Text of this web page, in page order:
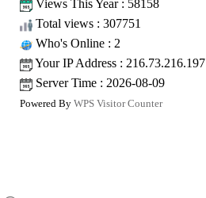
Views This Year : 58158
Total views : 307751
Who's Online : 2
Your IP Address : 216.73.216.197
Server Time : 2026-08-09
Powered By WPS Visitor Counter